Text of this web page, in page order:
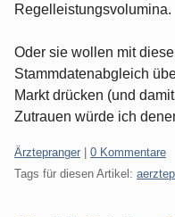
Regelleistungsvolumina.
Oder sie wollen mit
Stammdatenabgleich
Markt drücken (und
Zutrauen würde ich
Kategorien:
Ärztepranger | 0 Kommentare
Tags für diesen Artikel: